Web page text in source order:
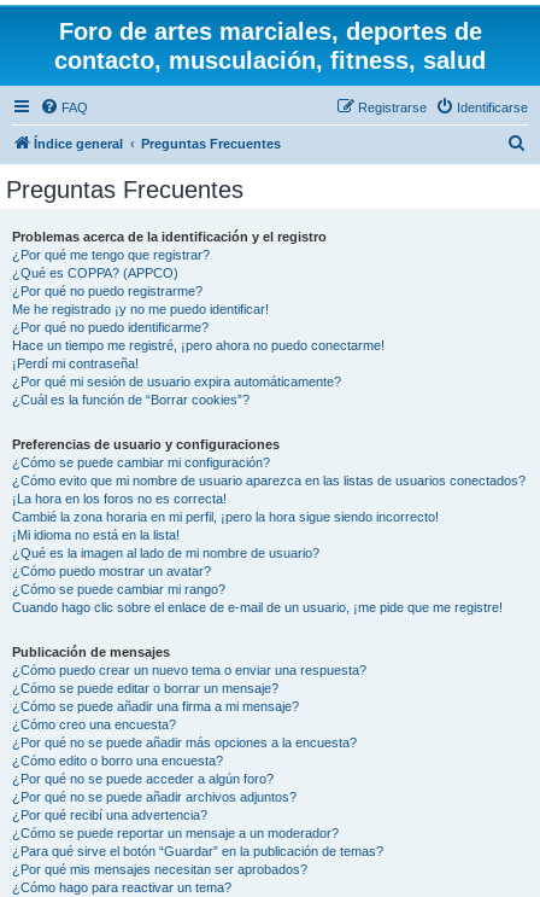
Foro de artes marciales, deportes de
contacto, musculación, fitness, salud
FAQ Identificarse
Registrarse
Índice general Preguntas Frecuentes
Preguntas Frecuentes
Problemas acerca de la identificación y el registro
¿Por qué me tengo que registrar?
¿Qué es COPPA? (APPCO)
¿Por qué no puedo registrarme?
Me he registrado ¡y no me puedo identificar!
¿Por qué no puedo identificarme?
Hace un tiempo me registré, ¡pero ahora no puedo conectarme!
¡Perdí mi contraseña!
¿Por qué mi sesión de usuario expira automáticamente?
¿Cuál es la función de “Borrar cookies”?
Preferencias de usuario y configuraciones
¿Cómo se puede cambiar mi configuración?
¿Cómo evito que mi nombre de usuario aparezca en las listas de usuarios conectados?
¡La hora en los foros no es correcta!
Cambié la zona horaria en mi perfil, ¡pero la hora sigue siendo incorrecto!
¡Mi idioma no está en la lista!
¿Qué es la imagen al lado de mi nombre de usuario?
¿Cómo puedo mostrar un avatar?
¿Cómo se puede cambiar mi rango?
Cuando hago clic sobre el enlace de e-mail de un usuario, ¡me pide que me registre!
Publicación de mensajes
¿Cómo puedo crear un nuevo tema o enviar una respuesta?
¿Cómo se puede editar o borrar un mensaje?
¿Cómo se puede añadir una firma a mi mensaje?
¿Cómo creo una encuesta?
¿Por qué no se puede añadir más opciones a la encuesta?
¿Cómo edito o borro una encuesta?
¿Por qué no se puede acceder a algún foro?
¿Por qué no se puede añadir archivos adjuntos?
¿Por qué recibí una advertencia?
¿Cómo se puede reportar un mensaje a un moderador?
¿Para qué sirve el botón “Guardar” en la publicación de temas?
¿Por qué mis mensajes necesitan ser aprobados?
¿Cómo hago para reactivar un tema?